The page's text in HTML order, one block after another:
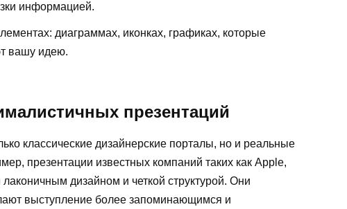
информацией.
диаграммах, иконках, графиках, которые
вашу идею.
презентаций
классические дизайнерские порталы, но и реальные
презентации известных компаний таких как Apple,
дизайном и четкой структурой. Они
выступление более запоминающимся и